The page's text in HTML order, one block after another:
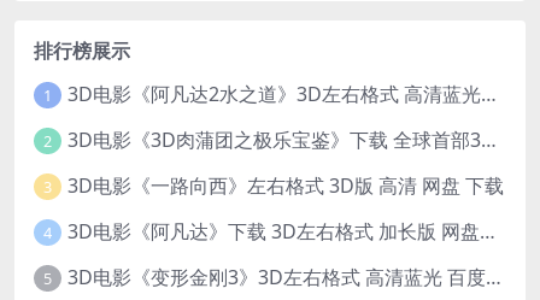
排行榜展示
1 3D电影《阿凡达2水之道》3D左右格式 高清蓝光原盘 网盘下载 中文配音 4K3DVR电影
2 3D电影《3D肉蒲团之极乐宝鉴》下载 全球首部3D限制级电影 网盘下载
3 3D电影《一路向西》左右格式 3D版 高清 网盘 下载
4 3D电影《阿凡达》下载 3D左右格式 加长版 网盘下载
5 3D电影《变形金刚3》3D左右格式 高清蓝光 百度网盘+迅雷 下载 出屏国配字幕.国英双语